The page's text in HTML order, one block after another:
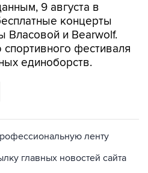
9 августа в
концерты
Власовой и Bearwolf.
фестиваля
единоборств.
ленту
главных новостей сайта